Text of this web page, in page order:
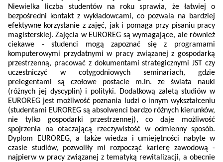
Niewielka liczba studentów na roku sprawia, że łatwiej o
bezpośredni kontakt z wykładowcami, co pozwala na bardziej
efektywne korzystanie z zajęć, jak i pomaga przy pisaniu pracy
magisterskiej. Zajęcia w EUROREG są wymagające, ale również
ciekawe - studenci mogą zapoznać się z programami
komputerowymi przydatnymi w pracy związanej z gospodarką
przestrzenną, pracować z dokumentami strategicznymi JST czy
uczestniczyć w cotygodniowych seminariach, gdzie
prelegentami są czołowe postacie m.in. ze świata nauki
(różnych jej dyscyplin) i polityki. Dodatkową zaletą studiów w
EUROREG jest możliwość poznania ludzi o innym wykształceniu
(studentami EUROREG są absolwenci bardzo różnych kierunków,
nie tylko gospodarki przestrzennej), co daje możliwość
spojrzenia na otaczającą rzeczywistość w odmienny sposób.
Dyplom EUROREG, a także wiedza i umiejętności nabyte w
czasie studiów, pozwoliły mi rozpocząć karierę zawodową -
najpierw w pracy związanej z tematyką rewitalizacji, a obecnie